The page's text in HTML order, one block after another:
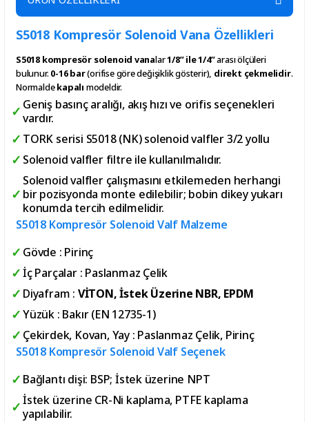
S5018 Kompresör Solenoid Vana Özellikleri
S5018 kompresör solenoid vanalar1/8” ile 1/4”arası ölçüleri
bulunur. 0-16 bar(orifise göre değişiklik gösterir), direkt çekmelidir.
Normaldekapalı modeldir.
Geniş basınç aralığı, akış hızı ve orifis seçenekleri
vardır.
TORK serisi S5018 (NK) solenoid valfler 3/2 yollu
Solenoid valfler filtre ile kullanılmalıdır.
Solenoid valfler çalışmasını etkilemeden herhangi
bir pozisyonda monte edilebilir; bobin dikey yukarı
konumda tercih edilmelidir.
S5018 Kompresör Solenoid Valf Malzeme
Gövde : Pirinç
İç Parçalar : Paslanmaz Çelik
Diyafram : VİTON, İstek Üzerine NBR, EPDM
Yüzük : Bakır (EN 12735-1)
Çekirdek, Kovan, Yay : Paslanmaz Çelik, Pirinç
S5018 Kompresör Solenoid Valf Seçenek
Bağlantı dişi: BSP; İstek üzerine NPT
İstek üzerine CR-Ni kaplama, PTFE kaplama
yapılabilir.